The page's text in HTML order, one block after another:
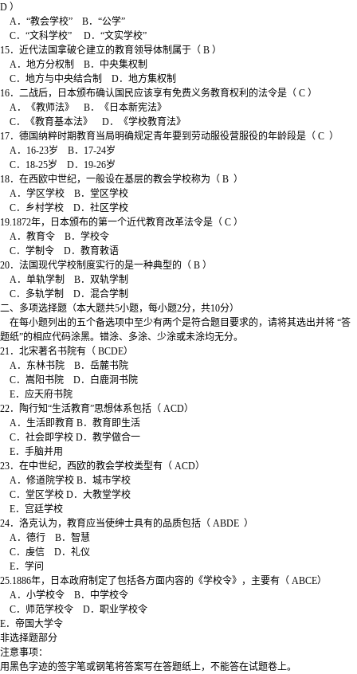
D ）
A．“教会学校” B．“公学”
C．“文科学校” D．“文实学校”
15．近代法国拿破仑建立的教育领导体制属于（ B ）
A．地方分权制 B．中央集权制
C．地方与中央结合制 D．地方集权制
16．二战后，日本颁布确认国民应该享有免费义务教育权利的法令是（ C ）
A．《教师法》 B．《日本新宪法》
C．《教育基本法》 D．《学校教育法》
17．德国纳粹时期教育当局明确规定青年要到劳动服役营服役的年龄段是（ C ）
A．16-23岁 B．17-24岁
C．18-25岁 D．19-26岁
18．在西欧中世纪，一般设在基层的教会学校称为（ B ）
A．学区学校 B．堂区学校
C．乡村学校 D．社区学校
19.1872年，日本颁布的第一个近代教育改革法令是（ C ）
A．教育令 B．学校令
C．学制令 D．教育敕语
20．法国现代学校制度实行的是一种典型的（ B ）
A．单轨学制 B．双轨学制
C．多轨学制 D．混合学制
二、多项选择题（本大题共5小题，每小题2分，共10分）
在每小题列出的五个备选项中至少有两个是符合题目要求的，请将其选出并将 “答
题纸”的相应代码涂黑。错涂、多涂、少涂或未涂均无分。
21．北宋著名书院有（ BCDE）
A．东林书院 B．岳麓书院
C．嵩阳书院 D．白鹿洞书院
E．应天府书院
22．陶行知“生活教育”思想体系包括（ ACD）
A．生活即教育 B．教育即生活
C．社会即学校 D．教学做合一
E．手脑并用
23．在中世纪，西欧的教会学校类型有（ ACD）
A．修道院学校 B．城市学校
C．堂区学校 D．大教堂学校
E．宫廷学校
24．洛克认为，教育应当使绅士具有的品质包括（ ABDE ）
A．德行 B．智慧
C．虔信 D．礼仪
E．学问
25.1886年，日本政府制定了包括各方面内容的《学校令》，主要有（ ABCE）
A．小学校令 B．中学校令
C．师范学校令 D．职业学校令
E．帝国大学令
非选择题部分
注意事项：
用黑色字迹的签字笔或钢笔将答案写在答题纸上，不能答在试题卷上。